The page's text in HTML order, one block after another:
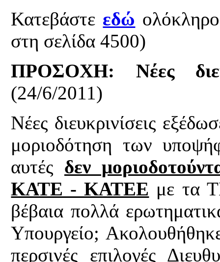
Κατεβάστε εδώ
στη σελίδα 4500)
ΠΡΟΣΟΧΗ: Νέες
(24/6/2011)
Νέες διευκρινίσεις
μοριοδότηση των
αυτές δεν
ΚΑΤΕ - ΚΑΤΕΕ με τα
βέβαια πολλά
Υπουργείο;
περσινές επιλογές